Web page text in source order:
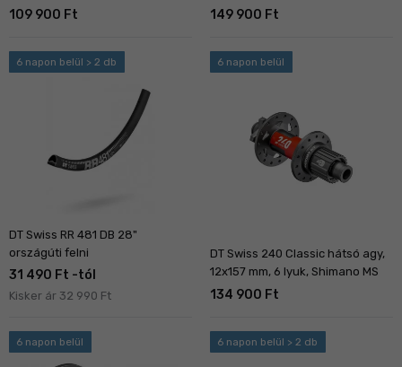
109 900 Ft 149 900 Ft
6 napon belül > 2 db
DT Swiss RR 481 DB 28"
országúti felni
31 490 Ft -tól
Kisker ár 32 990 Ft
6 napon belül
DT Swiss 240 Classic hátsó agy,
12x157 mm, 6 lyuk, Shimano MS
134 900 Ft
6 napon belül 6 napon belül > 2 db